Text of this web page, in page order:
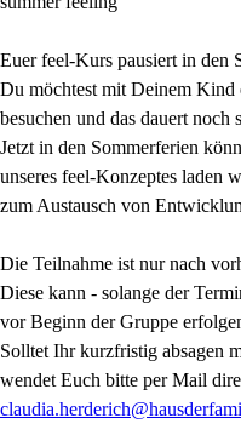
Euer feel-Kurs pausiert in den
Du möchtest mit Deinem Kind
besuchen und das dauert noch
Jetzt in den Sommerferien
unseres feel-Konzeptes laden
zum Austausch von
Die Teilnahme ist nur nach
Diese kann - solange der
vor Beginn der Gruppe
Solltet Ihr kurzfristig absagen
wendet Euch bitte per Mail